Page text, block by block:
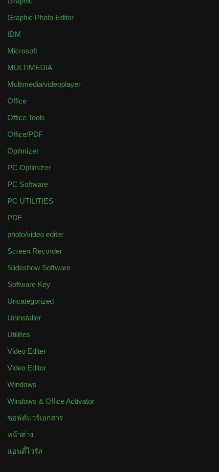
Graphic Photo Editor
IDM
Microsoft
MULTIMEDIA
Multimedia/videoplayer
Office
Office Tools
Office/PDF
Optimizer
PC Optimizer
PC Software
PC UTILITIES
PDF
photo/video editer
Screen Recorder
Slideshow Software
Software Key
Uncategorized
Uninstaller
Utilities
Video Editer
Video Editor
Windows
Windows & Office Activator
ซอฟต์แวร์เอกสาร
หน้าต่าง
แอนตี้ไวรัส